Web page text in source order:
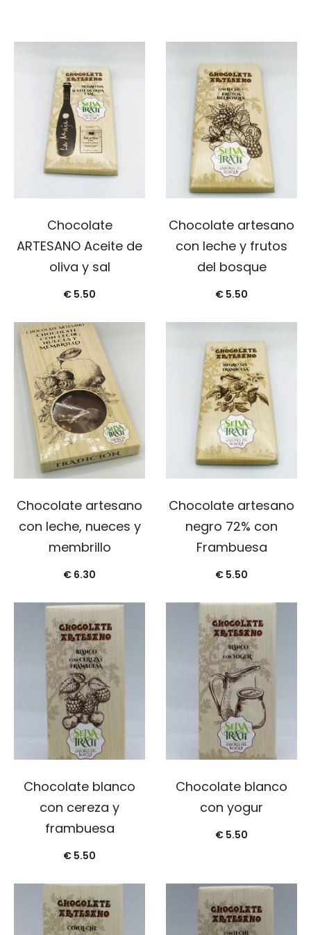
Chocolate
ARTESANO Aceite de
oliva y sal
€ 5.50
Chocolate artesano
con leche y frutos
del bosque
€ 5.50
Chocolate artesano
con leche, nueces y
membrillo
€ 6.30
Chocolate artesano
negro 72% con
Frambuesa
€ 5.50
Chocolate blanco
con cereza y
frambuesa
€ 5.50
Chocolate blanco
con yogur
€ 5.50